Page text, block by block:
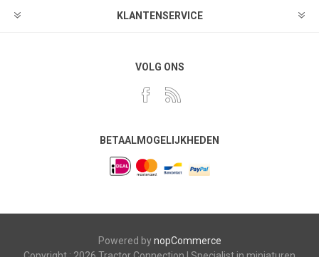
KLANTENSERVICE
VOLG ONS
BETAALMOGELIJKHEDEN
Powered bynopCommerce